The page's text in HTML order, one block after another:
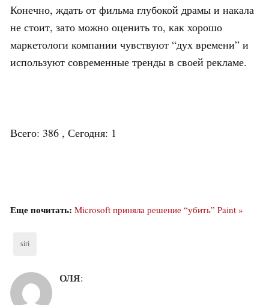
Конечно, ждать от фильма глубокой драмы и накала
не стоит, зато можно оценить то, как хорошо
маркетологи компании чувствуют “дух времени” и
используют современные тренды в своей рекламе.
Всего: 386 , Сегодня: 1
Еще почитать: Microsoft приняла решение “убить” Paint »
siri
ОЛЯ: